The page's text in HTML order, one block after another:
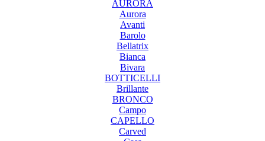
AURORA
Aurora
Avanti
Barolo
Bellatrix
Bianca
Bivara
BOTTICELLI
Brillante
BRONCO
Campo
CAPELLO
Carved